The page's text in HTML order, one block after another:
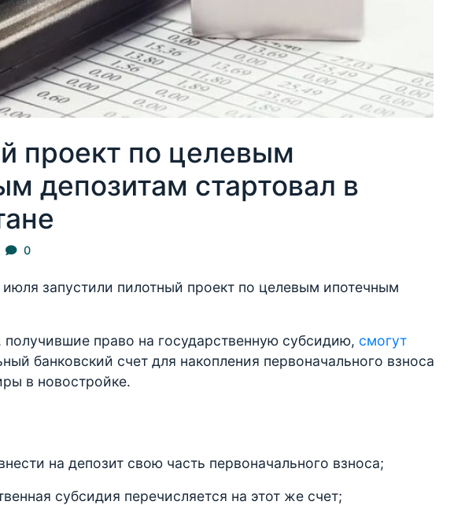
проект по целевым
депозитам стартовал в
0
июля запустили пилотный проект по целевым ипотечным
получившие право на государственную субсидию, смогут
банковский счет для накопления первоначального взноса
в новостройке.
на депозит свою часть первоначального взноса;
субсидия перечисляется на этот же счет;